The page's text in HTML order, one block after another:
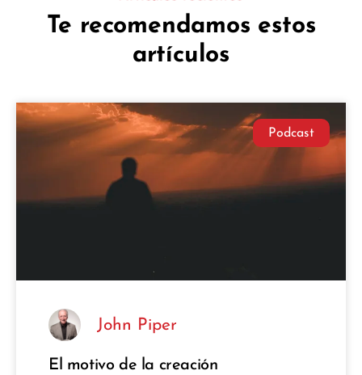
Te recomendamos estos
artículos
Podcast
John Piper
El motivo de la creación